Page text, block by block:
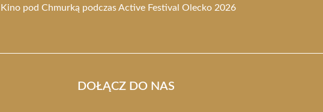
pod Chmurką podczas Active Festival Olecko 2026
DOŁĄCZ DO NAS